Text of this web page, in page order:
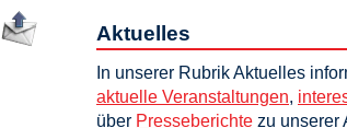
Aktuelles
In unserer Rubrik Aktuelles
aktuelle Veranstaltungen,
über Presseberichte zu unserer